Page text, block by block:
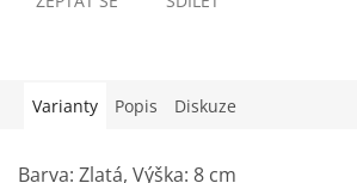
Varianty Popis Diskuze
Barva: Zlatá, Výška: 8 cm